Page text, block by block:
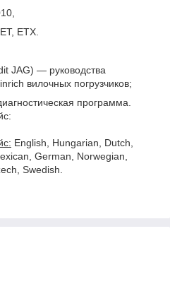
ЕТX.
JAG) — руководства
вилочных погрузчиков;
программа.
English, Hungarian, Dutch,
German, Norwegian,
Swedish.